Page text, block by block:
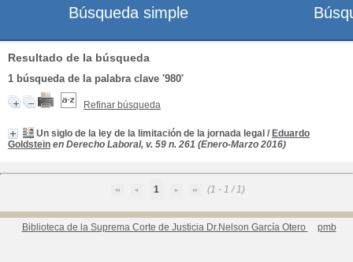
Resultado de la búsqueda
1 búsqueda de la palabra clave '980'
Refinar búsqueda
Un siglo de la ley de la limitación de la jornada legal / Eduardo
Goldstein en Derecho Laboral, v. 59 n. 261 (Enero-Marzo 2016)
1 (1 - 1 / 1)
Biblioteca de la Suprema Corte de Justicia Dr.Nelson García Otero pmb
Búsqueda simple